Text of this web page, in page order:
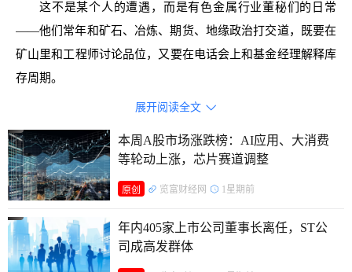
这不是某个人的遭遇，而是有色金属行业董秘们的日常
——他们常年和矿石、冶炼、期货、地缘政治打交道，既要在
矿山里和工程师讨论品位，又要在电话会上和基金经理解释库
存周期。
展开阅读全文 
本周A股市场涨跌榜：AI应用、大消费
等轮动上涨，芯片赛道调整
原创 览富财经网 1星期前
年内405家上市公司董事长离任，ST公
司成高发群体